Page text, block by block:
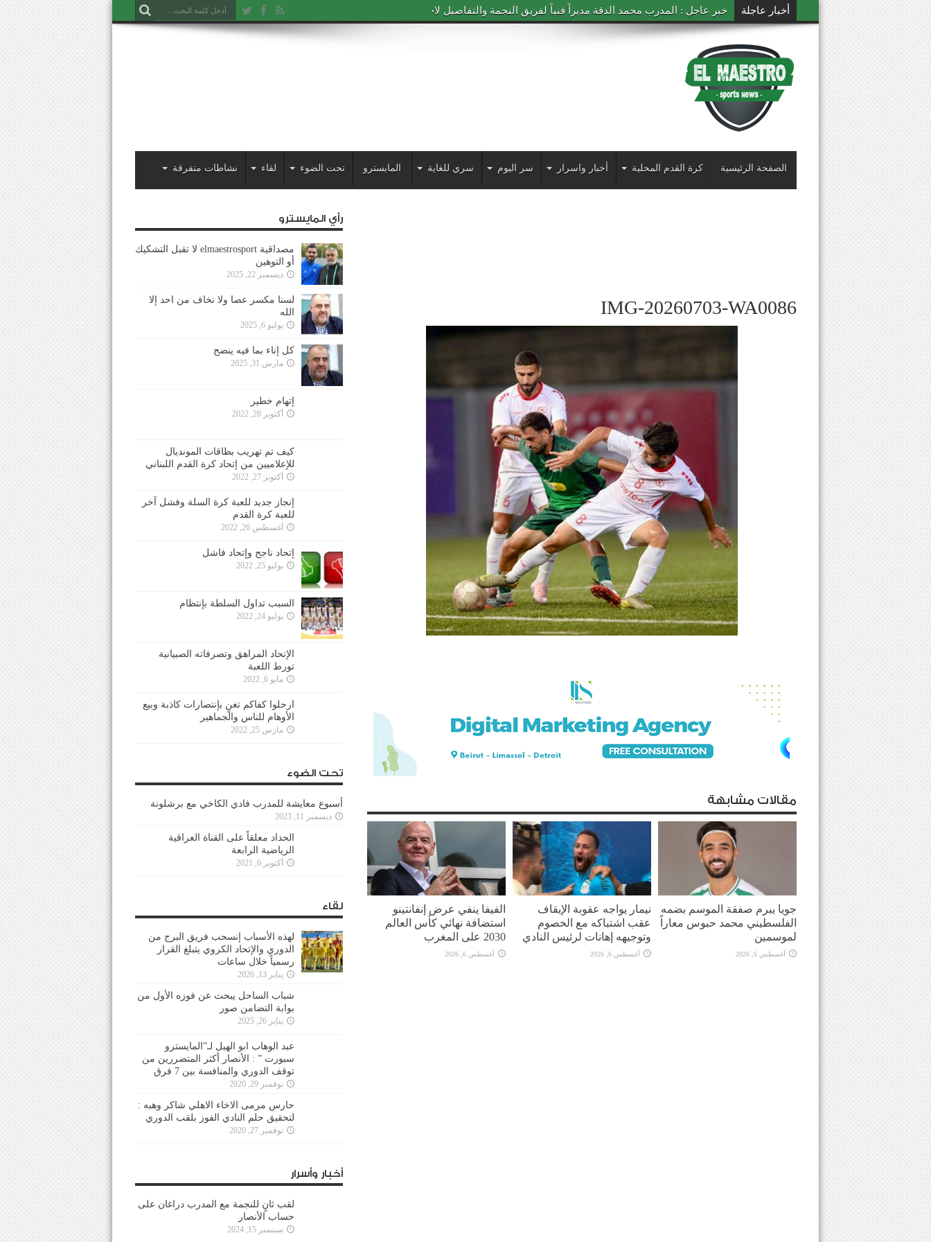
أخبار عاجلة خبر عاجل : المدرب محمد الدقة مديراً فنياً لفريق النجمة والتفاصيل لاحقاً
الصفحة الرئيسية كرة القدم المحلية أخبار واسرار سر اليوم سري للغاية المايسترو تحت الضوء لقاء نشاطات متفرقة
IMG-20260703-WA0086
مقالات مشابهة
جويا يبرم صفقة الموسم بضمه
الفلسطيني محمد حبوس معاراً
لموسمين
أغسطس 6, 2026
نيمار يواجه عقوبة الإيقاف
عقب اشتباكه مع الخصوم
وتوجيهه إهانات لرئيس النادي
أغسطس 6, 2026
الفيفا ينفي عرض إنفانتينو
استضافة نهائي كأس العالم
2030 على المغرب
أغسطس 6, 2026
رأي المايسترو
مصداقية elmaestrosport لا تقبل التشكيك
أو التوهين
ديسمبر 22, 2025
لسنا مكسر عصا ولا نخاف من احد إلا
الله
يوليو 6, 2025
كل إناء بما فيه ينضح
مارس 31, 2025
إتهام خطير
أكتوبر 28, 2022
كيف تم تهريب بطاقات المونديال
للإعلاميين من إتحاد كرة القدم اللبناني
أكتوبر 27, 2022
إنجاز جديد للعبة كرة السلة وفشل آخر
للعبة كرة القدم
أغسطس 26, 2022
إتحاد ناجح وإتحاد فاشل
يوليو 25, 2022
السبب تداول السلطة بإنتظام
يوليو 24, 2022
الإتحاد المراهق وتصرفاته الصبيانية
تورط اللعبة
مايو 6, 2022
ارحلوا كفاكم تغنٍ بإنتصارات كاذبة وبيع
الأوهام للناس والجماهير
مارس 25, 2022
تحت الضوء
أسبوع معايشة للمدرب فادي الكاخي مع برشلونة
ديسمبر 11, 2023
الحداد معلقاً على القناة العراقية
الرياضية الرابعة
أكتوبر 6, 2021
لقاء
لهذه الأسباب إنسحب فريق البرج من
الدوري والإتحاد الكروي يتبلغ القرار
رسمياً خلال ساعات
يناير 13, 2026
شباب الساحل يبحث عن فوزه الأول من
بوابة التضامن صور
يناير 26, 2025
عبد الوهاب ابو الهيل لـ”المايسترو
سبورت ” : الأنصار أكثر المتضررين من
توقف الدوري والمنافسة بين 7 فرق
نوفمبر 29, 2020
حارس مرمى الاخاء الاهلي شاكر وهبه :
لتحقيق حلم النادي الفوز بلقب الدوري
نوفمبر 27, 2020
أخبار وأسرار
لقب ثانٍ للنجمة مع المدرب دراغان على
حساب الأنصار
سبتمبر 15, 2024